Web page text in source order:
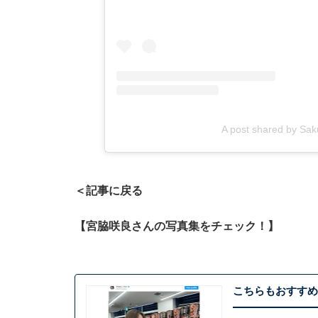
A post shared by
＜記事に戻る
【宮脇咲良さんの写真集をチェック！】
こちらもおすすめ